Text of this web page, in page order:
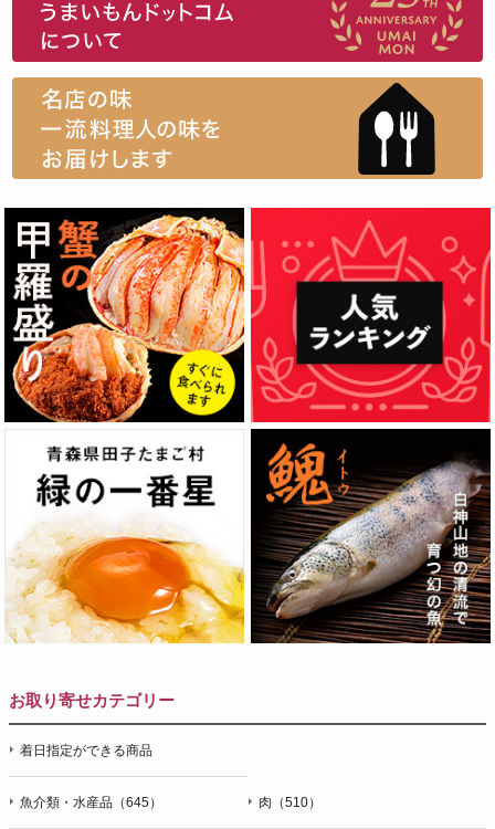
お取り寄せカテゴリー
着日指定ができる商品
魚介類・水産品（645） 肉（510）